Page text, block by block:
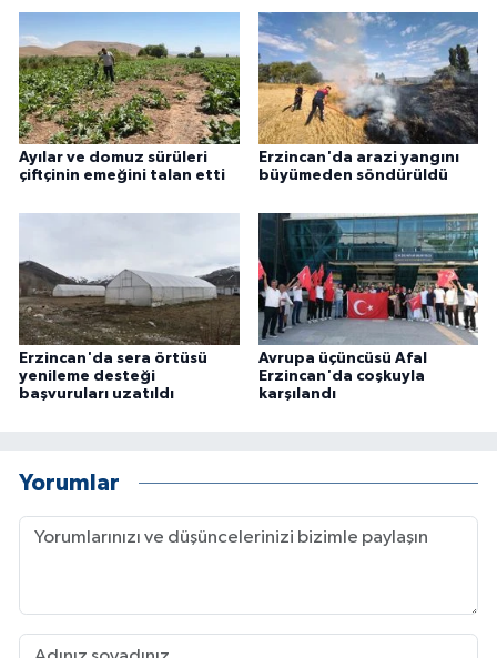
Ayılar ve domuz sürüleri
çiftçinin emeğini talan etti
Erzincan'da arazi yangını
büyümeden söndürüldü
Erzincan'da sera örtüsü
yenileme desteği
başvuruları uzatıldı
Avrupa üçüncüsü Afal
Erzincan'da coşkuyla
karşılandı
Yorumlar